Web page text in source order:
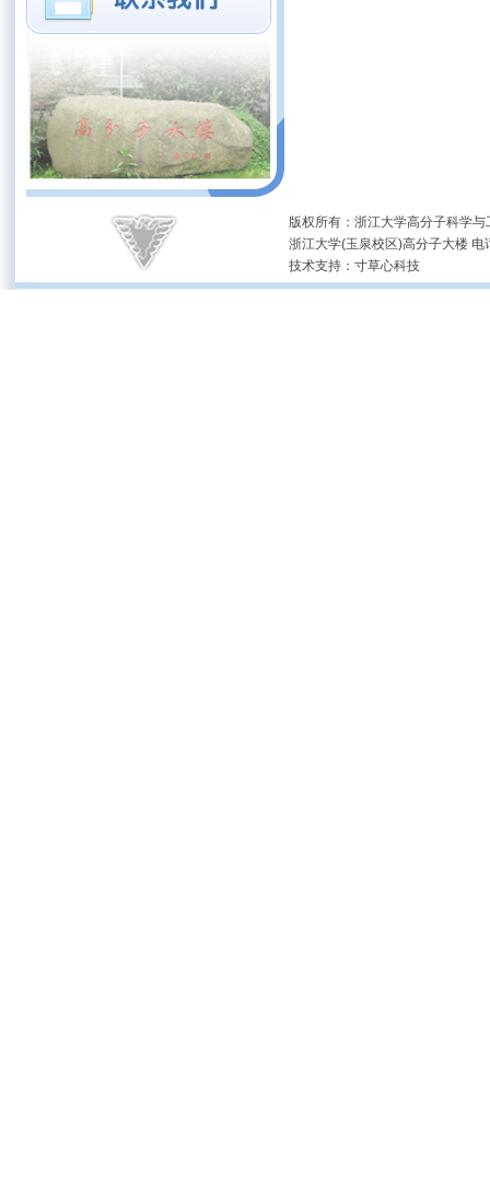
版权所有：浙江大学高分子科
浙江大学(玉泉校区)高分子大楼
技术支持： 寸草心科技